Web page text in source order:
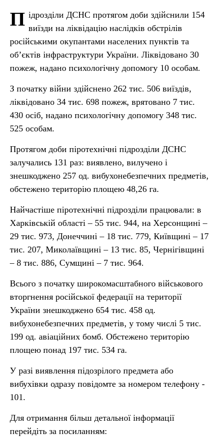
П ідрозділи ДСНС протягом доби здійснили 154
виїзди на ліквідацію наслідків обстрілів
російськими окупантами населених пунктів та
об’єктів інфраструктури України. Ліквідовано 30
пожеж, надано психологічну допомогу 10 особам.
З початку війни здійснено 262 тис. 506 виїздів,
ліквідовано 34 тис. 698 пожеж, врятовано 7 тис.
430 осіб, надано психологічну допомогу 348 тис.
525 особам.
Протягом доби піротехнічні підрозділи ДСНС
залучались 131 раз: виявлено, вилучено і
знешкоджено 257 од. вибухонебезпечних предметів,
обстежено територію площею 48,26 га.
Найчастіше піротехнічні підрозділи працювали: в
Харківській області – 55 тис. 944, на Херсонщині –
29 тис. 973, Донеччині – 18 тис. 779, Київщині – 17
тис. 207, Миколаївщині – 13 тис. 85, Чернігівщині
– 8 тис. 886, Сумщині – 7 тис. 964.
Всього з початку широкомасштабного військового
вторгнення російської федерації на території
України знешкоджено 654 тис. 458 од.
вибухонебезпечних предметів, у тому числі 5 тис.
199 од. авіаційних бомб. Обстежено територію
площею понад 197 тис. 534 га.
У разі виявлення підозрілого предмета або
вибухівки одразу повідомте за номером телефону -
101.
Для отримання більш детальної інформації
перейдіть за посиланням: